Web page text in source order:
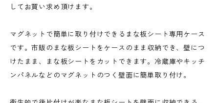
してお買い求め頂けます。
マグネットで簡単に取り付けできるまな板シート専用ケース
です。市販のまな板シートをケースのまま収納でき、壁につ
けたまま、まな板シートをカットできます。冷蔵庫やキッチ
ンパネルなどのマグネットのつく壁面に簡単取り付け。